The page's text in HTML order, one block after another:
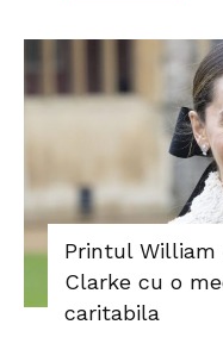
Printul William
Clarke cu o
caritabila